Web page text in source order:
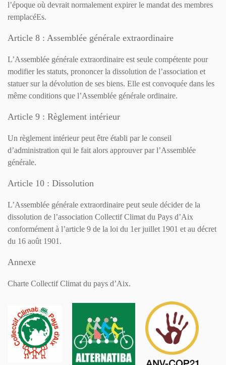
l’époque où devrait normalement expirer le mandat des membres
remplacéEs.
Article 8 : Assemblée générale extraordinaire
L’Assemblée générale extraordinaire est seule compétente pour
modifier les statuts, prononcer la dissolution de l’association et
statuer sur la dévolution de ses biens. Elle est convoquée dans les
même conditions que l’Assemblée générale ordinaire.
Article 9 : Règlement intérieur
Un règlement intérieur peut être établi par le conseil
d’administration qui le fait alors approuver par l’Assemblée
générale.
Article 10 : Dissolution
L’Assemblée générale extraordinaire peut seule décider de la
dissolution de l’association Collectif Climat du Pays d’Aix
conformément à l’article 9 de la loi du 1er juillet 1901 et au décret
du 16 août 1901.
Annexe
Charte Collectif Climat du pays d’Aix.